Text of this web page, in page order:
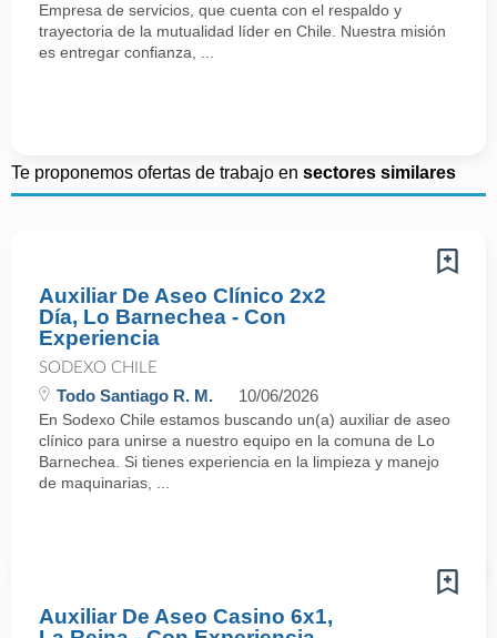
Empresa de servicios, que cuenta con el respaldo y
trayectoria de la mutualidad líder en Chile. Nuestra misión
es entregar confianza, ...
Te proponemos ofertas de trabajo en sectores similares
Auxiliar De Aseo Clínico 2x2
Día, Lo Barnechea - Con
Experiencia
SODEXO CHILE
Todo Santiago R. M. 10/06/2026
En Sodexo Chile estamos buscando un(a) auxiliar de aseo
clínico para unirse a nuestro equipo en la comuna de Lo
Barnechea. Si tienes experiencia en la limpieza y manejo
de maquinarias, ...
Auxiliar De Aseo Casino 6x1,